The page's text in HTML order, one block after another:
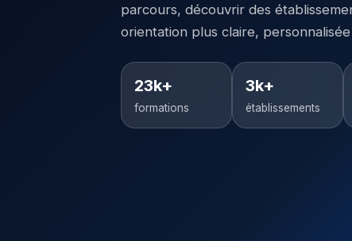
parcours, découvrir des
orientation plus claire,
23k+
formations
3k+
établissements